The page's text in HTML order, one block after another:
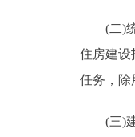
(二)统
住房建设
任务，除
(三)建